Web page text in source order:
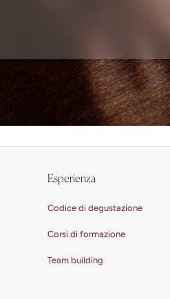
Esperienza
Codice di degustazione
Corsi di formazione
Team building